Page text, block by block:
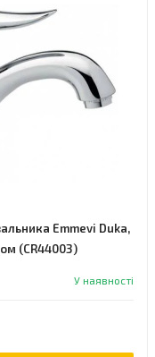
Emmevi Duka,
(CR44003)
У наявності